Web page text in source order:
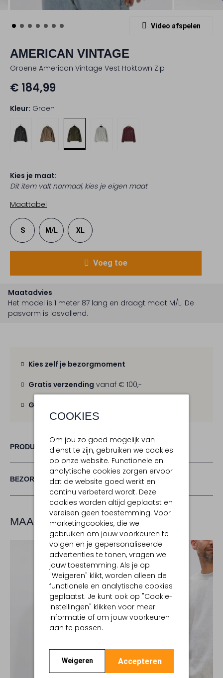
COOKIES
Om jou zo goed mogelijk van
dienst te zijn, gebruiken we cookies
op onze website. Functionele en
analytische cookies zorgen ervoor
dat de website goed werkt en
continu verbeterd wordt. Deze
cookies worden altijd geplaatst en
vereisen geen toestemming. Voor
marketingcookies, die we
gebruiken om jouw voorkeuren te
volgen en je gepersonaliseerde
advertenties te tonen, vragen we
jouw toestemming. Als je op
"Weigeren" klikt, worden alleen de
functionele en analytische cookies
geplaatst. Je kunt ook op "Cookie-
instellingen" klikken voor meer
informatie of om jouw voorkeuren
aan te passen.
Weigeren Accepteren
Video afspelen
AMERICAN VINTAGE
Groene American Vintage Vest Hoktown Zip
€ 184,99
Kleur: Groen
Kies je maat:
Dit item valt normaal, kies je eigen maat
Maattabel
S M/L XL
Voeg toe
Maatadvies
Het model is 1 meter 87 lang en draagt maat M/L. De
pasvorm is losvallend.
Kies zelf je bezorgmoment
Gratis verzending vanaf € 100,-
Gratis retour
PRODUCT INFORMATIE
BEZORGEN & RETOURNEREN
MAAK JE LOOK COMPLEET